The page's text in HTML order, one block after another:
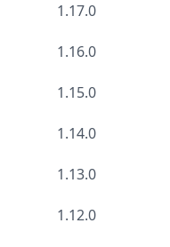
1.17.0
1.16.0
1.15.0
1.14.0
1.13.0
1.12.0